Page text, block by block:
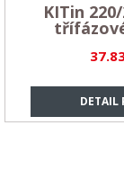
DETAIL
KITin